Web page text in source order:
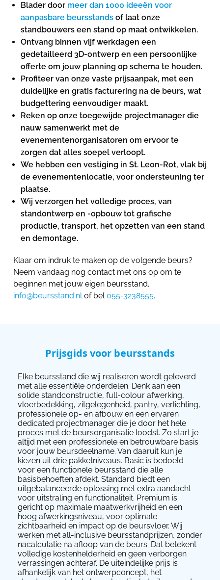
Blader door meer dan 1000 ideeën voor
aanpasbare beursstands of laat onze
standbouwers een stand op maat ontwikkelen.
Ontvang binnen vijf werkdagen een
gedetailleerd 3D-ontwerp en een persoonlijke
offerte om jouw planning op schema te houden.
Profiteer van onze vaste prijsaanpak, met een
duidelijke en gratis facturering na de beurs, wat
budgettering eenvoudiger maakt.
Reken op onze toegewijde projectmanager die
nauw samenwerkt met de
evenementenorganisatoren om ervoor te
zorgen dat alles soepel verloopt.
We hebben een vestiging in St. Leon-Rot, vlak bij
de evenementenlocatie, voor ondersteuning ter
plaatse.
Wij verzorgen het volledige proces, van
standontwerp en -opbouw tot grafische
productie, transport, het opzetten van een stand
en demontage.
Klaar om indruk te maken op de volgende beurs?
Neem vandaag nog contact met ons op om te
beginnen met jouw eigen beursstand.
info@beursstand.nlof bel055-3238555.
Prijsgids voor beursstands
Elke beursstand die wij realiseren wordt geleverd
met alle essentiële onderdelen. Denk aan een
solide standconstructie, full-colour afwerking,
vloerbedekking, zitgelegenheid, pantry, verlichting,
professionele op- en afbouw en een ervaren
dedicated projectmanager die je door het hele
proces met de beursorganisatie loodst. Zo start je
altijd met een professionele en betrouwbare basis
voor jouw beursdeelname. Van daaruit kun je
kiezen uit drie pakketniveaus. Basic is bedoeld
voor een functionele beursstand die alle
basisbehoeften afdekt. Standard biedt een
uitgebalanceerde oplossing met extra aandacht
voor uitstraling en functionaliteit. Premium is
gericht op maximale maatwerkvrijheid en een
hoog afwerkingsniveau, voor optimale
zichtbaarheid en impact op de beursvloer. Wij
werken met all-inclusive beursstandprijzen, zonder
nacalculatie na afloop van de beurs. Dat betekent
volledige kostenhelderheid en geen verborgen
verrassingen achteraf. De uiteindelijke prijs is
afhankelijk van het ontwerpconcept, het